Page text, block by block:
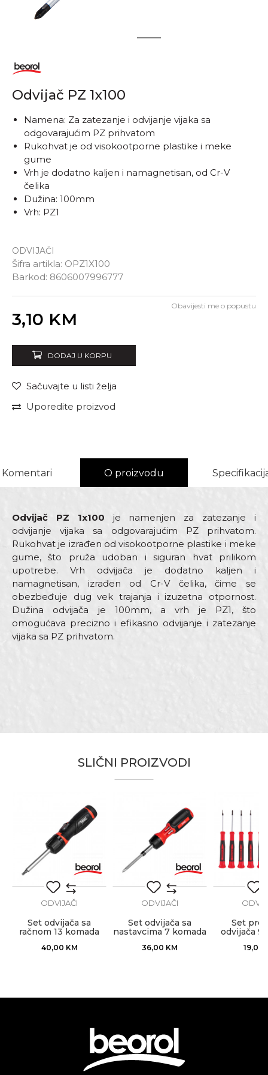
2
Odvijač PZ 1x100
ODVIJAČI
Šifra artikla: OPZ1X100
Barkod: 8606007996777
Namena: Za zatezanje i odvijanje vijaka sa
odgovarajućim PZ prihvatom
Rukohvat je od visokootporne plastike i meke
gume
Vrh je dodatno kaljen i namagnetisan, od Cr-V
čelika
Dužina: 100mm
Vrh: PZ1
3,10 KM
Obavijesti me o popustu
DODAJ U KORPU
Sačuvajte u listi želja
Uporedite proizvod
Komentari O proizvodu
Odvijač PZ 1x100 je namenjen za zatezanje i
odvijanje vijaka sa odgovarajućim PZ prihvatom.
Rukohvat je izrađen od visokootporne plastike i meke
gume, što pruža udoban i siguran hvat prilikom
upotrebe. Vrh odvijača je dodatno kaljen i
namagnetisan, izrađen od Cr-V čelika, čime se
obezbeđuje dug vek trajanja i izuzetna otpornost.
Dužina odvijača je 100mm, a vrh je PZ1, što
omogućava precizno i efikasno odvijanje i zatezanje
vijaka sa PZ prihvatom.
Dimenzija
100mm
Čelik
Monteri, Stolari, Varioci,
Vodoinstalateri
POŠALJI
SLIČNI PROIZVODI
ODVIJAČI
Set odvijača sa
račnom 13 komada
40,00 KM
ODVIJAČI
Set odvijača sa
nastavcima 7 komada
36,00 KM
Set
odvijača 9
19,00